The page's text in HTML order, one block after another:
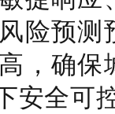
险预
，确
安全可